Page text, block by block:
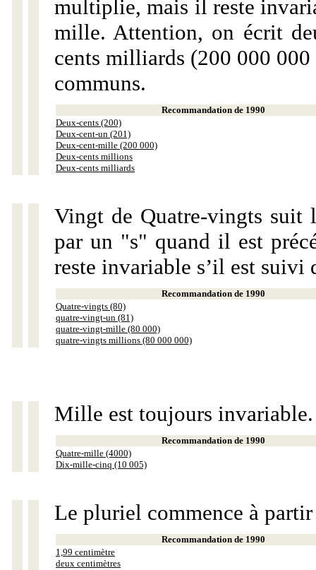
multiplie, mais il reste
mille. Attention, on écrit
cents milliards (200 000
communs.
Recommandation de 1990
Deux-cents (200)
Deux-cent-un (201)
Deux-cent-mille (200 000)
Deux-cents millions
Deux-cents milliards
Vingt de Quatre-vingts suit
par un "s" quand il est
reste invariable s’il est suivi
Recommandation de 1990
Quatre-vingts (80)
quatre-vingt-un (81)
quatre-vingt-mille (80 000)
quatre-vingts millions (80 000 000)
Mille est toujours invariable.
Recommandation de 1990
Quatre-mille (4000)
Dix-mille-cinq (10 005)
Le pluriel commence à
Recommandation de 1990
1,99 centimètre
deux centimètres